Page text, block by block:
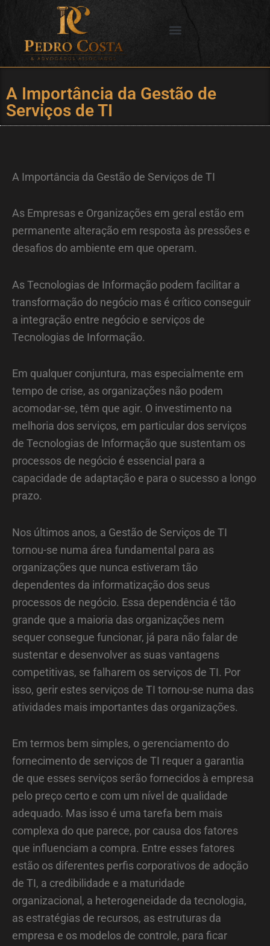
conteúdo
A Importância da Gestão de
Serviços de TI
A Importância da Gestão de Serviços de TI
As Empresas e Organizações em geral estão em
permanente alteração em resposta às pressões e
desafios do ambiente em que operam.
As Tecnologias de Informação podem facilitar a
transformação do negócio mas é crítico conseguir
a integração entre negócio e serviços de
Tecnologias de Informação.
Em qualquer conjuntura, mas especialmente em
tempo de crise, as organizações não podem
acomodar-se, têm que agir. O investimento na
melhoria dos serviços, em particular dos serviços
de Tecnologias de Informação que sustentam os
processos de negócio é essencial para a
capacidade de adaptação e para o sucesso a longo
prazo.
Nos últimos anos, a Gestão de Serviços de TI
tornou-se numa área fundamental para as
organizações que nunca estiveram tão
dependentes da informatização dos seus
processos de negócio. Essa dependência é tão
grande que a maioria das organizações nem
sequer consegue funcionar, já para não falar de
sustentar e desenvolver as suas vantagens
competitivas, se falharem os serviços de TI. Por
isso, gerir estes serviços de TI tornou-se numa das
atividades mais importantes das organizações.
Em termos bem simples, o gerenciamento do
fornecimento de serviços de TI requer a garantia
de que esses serviços serão fornecidos à empresa
pelo preço certo e com um nível de qualidade
adequado. Mas isso é uma tarefa bem mais
complexa do que parece, por causa dos fatores
que influenciam a compra. Entre esses fatores
estão os diferentes perfis corporativos de adoção
de TI, a credibilidade e a maturidade
organizacional, a heterogeneidade da tecnologia,
as estratégias de recursos, as estruturas da
empresa e os modelos de controle, para ficar